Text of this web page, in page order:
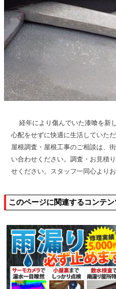
経年により傷んでいた漆喰を新
心配をせずに快適に生活していただ
屋根調査・屋根工事のご相談は、
い合わせください。調査・お見積
せください。スタッフ一同心より
このページに関連するコンテ